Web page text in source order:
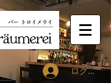
ログイン